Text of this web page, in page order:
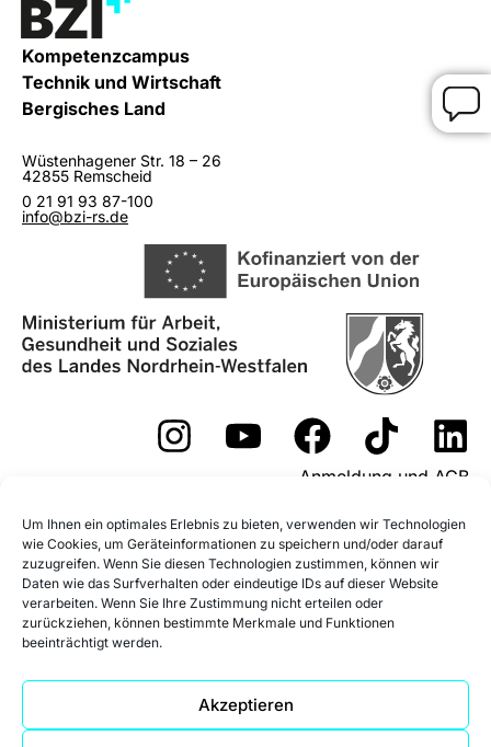
Um Ihnen ein optimales Erlebnis zu bieten, verwenden wir Technologien
wie Cookies, um Geräteinformationen zu speichern und/oder darauf
zuzugreifen. Wenn Sie diesen Technologien zustimmen, können wir
Daten wie das Surfverhalten oder eindeutige IDs auf dieser Website
verarbeiten. Wenn Sie Ihre Zustimmung nicht erteilen oder
zurückziehen, können bestimmte Merkmale und Funktionen
beeinträchtigt werden.
Akzeptieren
Kompetenzcampus
Technik und Wirtschaft
Bergisches Land
Wüstenhagener Str. 18 – 26
42855 Remscheid
0 21 91 93 87-100
info@bzi-rs.de
Anmeldung und AGB
Widerrufsformular
Fördermöglichkeiten
Impressum
Datenschutz
Datenschutz Social Media